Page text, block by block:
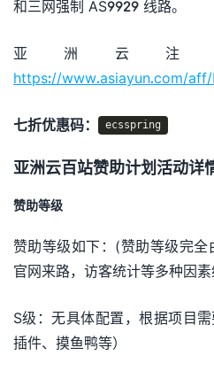
和三网强制 AS9929 线路。
亚洲云注
https://www.asiayun.com/aff/
七折优惠码： ecsspring
亚洲云百站赞助计划活动详
赞助等级
赞助等级如下：(赞助等级完全
官网来路，访客统计等多种因
S级：无具体配置，根据项目
插件、摸鱼鸭等）